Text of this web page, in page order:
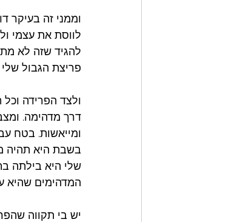
וממני זה בעיקר
לווסת את עצמי
להגיד שזה לא
פריצת הגבול
ולצד הפרידה
דרך מדהימה.
ומייאשות. בטח
בשבת היא תהיה
שלי היא בילתה
המדהימים שהיא
יש בי תקווה